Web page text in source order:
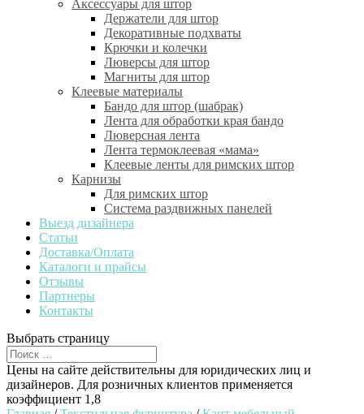
Аксессуары для штор
Держатели для штор
Декоративные подхваты
Крючки и колечки
Люверсы для штор
Магниты для штор
Клеевые материалы
Бандо для штор (шабрак)
Лента для обработки края бандо
Люверсная лента
Лента термоклеевая «мама»
Клеевые ленты для римских штор
Карнизы
Для римских штор
Система раздвижных панелей
Выезд дизайнера
Статьи
Доставка/Оплата
Каталоги и прайсы
Отзывы
Партнеры
Контакты
Выбрать страницу
Цены на сайте действительны для юридических лиц и
дизайнеров. Для розничных клиентов применяется
коэффициент 1,8